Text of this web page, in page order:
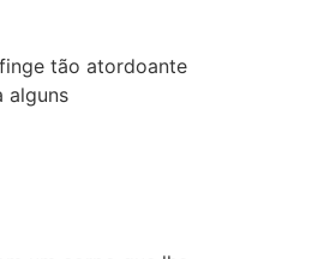
tão atordoante
alguns